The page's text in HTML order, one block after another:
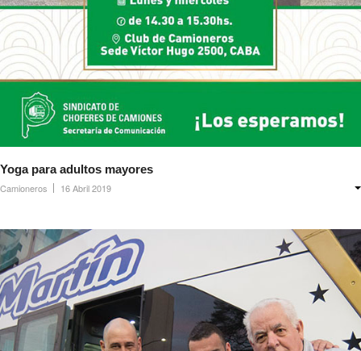
Yoga para adultos mayores
Camioneros 16 Abril 2019